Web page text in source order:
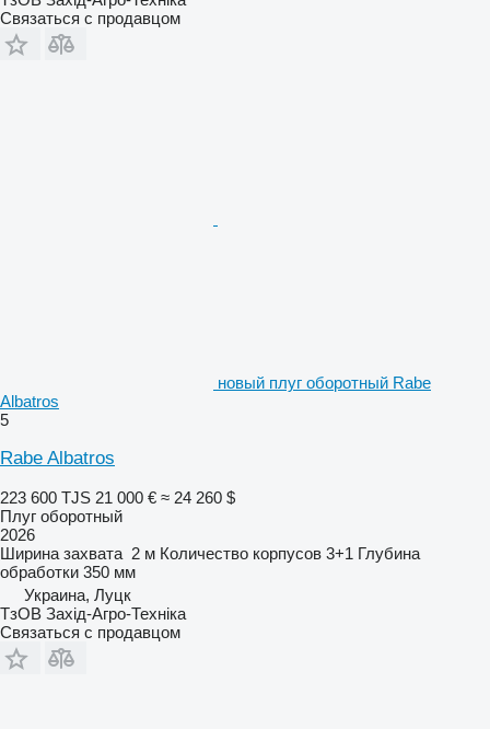
Связаться с продавцом
новый плуг оборотный Rabe
Albatros
5
Rabe Albatros
223 600 TJS 21 000 € ≈ 24 260 $
Плуг оборотный
2026
Ширина захвата 2 м Количество корпусов 3+1 Глубина
обработки 350 мм
Украина, Луцк
ТзОВ Захід-Агро-Техніка
Связаться с продавцом